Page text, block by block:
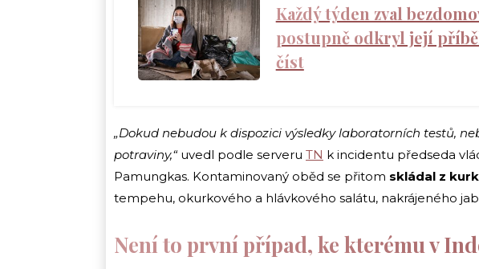
Každý týden zval
postupně odkryl její
číst
„Dokud nebudou k dispozici výsledky laboratorních testů,
potraviny,“uvedl podle serveru TN k incidentu předseda
Pamungkas. Kontaminovaný oběd se přitom skládal z
tempehu, okurkového a hlávkového salátu, nakrájeného
Není to první případ, ke kterému v